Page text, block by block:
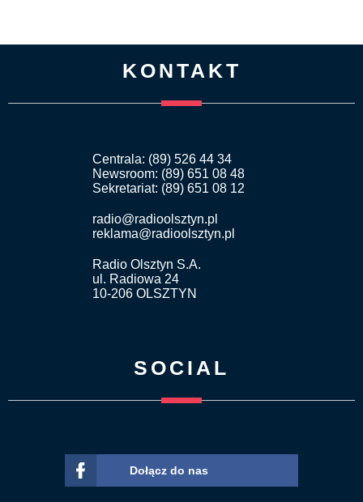
KONTAKT
Centrala: (89) 526 44 34
Newsroom: (89) 651 08 48
Sekretariat: (89) 651 08 12
radio@radioolsztyn.pl
reklama@radioolsztyn.pl
Radio Olsztyn S.A.
ul. Radiowa 24
10-206 OLSZTYN
SOCIAL
Dołącz do nas